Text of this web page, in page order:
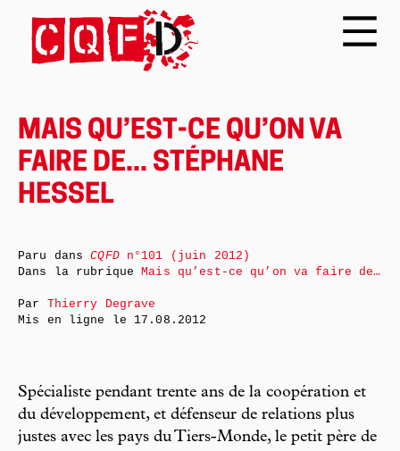
MAIS QU’EST-CE QU’ON VA
FAIRE DE... STÉPHANE
HESSEL
Spécialiste pendant trente ans de la coopération et
du développement, et défenseur de relations plus
justes avec les pays du Tiers-Monde, le petit père de
Paru dansCQFDn°101 (juin 2012)
Dans la rubriqueMais qu’est-ce qu’on va faire de…
Par Thierry Degrave
Mis en ligne le 17.08.2012